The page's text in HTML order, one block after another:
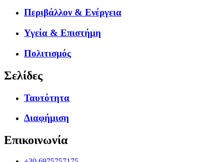
Περιβάλλον & Ενέργεια
Υγεία & Επιστήμη
Πολιτισμός
Σελίδες
Ταυτότητα
Διαφήμιση
Επικοινωνία